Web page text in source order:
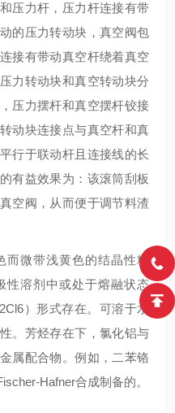
压力杆，压力杆连接有带
的压力转动块，真空阀包
接有带动真空杆绕着真空
力转动块和真空转动块分
压力摆杆和真空摆杆铰接
动块连接点与真空杆和真
行于联动杆且连接线的长
有益效果为：该滚筒刮板
空阀，从而便于调节料渣
微带浅黄色的结晶性粉
性溶剂中或处于熔融状态
）形式存在。可溶于水
。芳烃存在下，氯化铝与
属配合物。例如，二苯铬
Hafner合成制备的。